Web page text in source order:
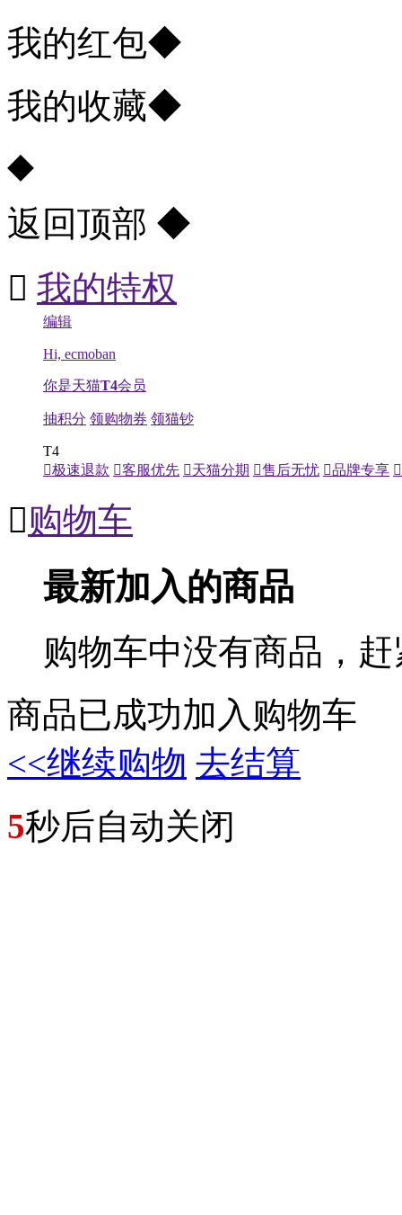
我的红包◆
我的收藏◆
◆
返回顶部 ◆
 我的特权
编辑
Hi, ecmoban
你是天猫T4会员
抽积分 领购物券 领猫钞
T4
极速退款 客服优先 天猫分期 售后无忧 品牌专享 
购物车
最新加入的商品
购物车中没有商品，
商品已成功加入购物车
<<继续购物 去结算
5秒后自动关闭